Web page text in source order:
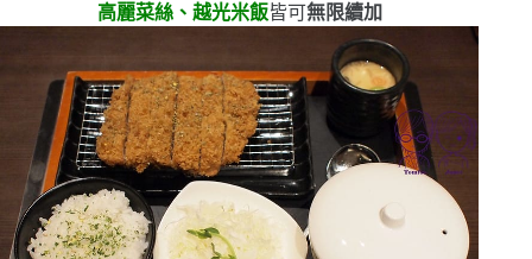
高麗菜絲、越光米飯皆可無限續加